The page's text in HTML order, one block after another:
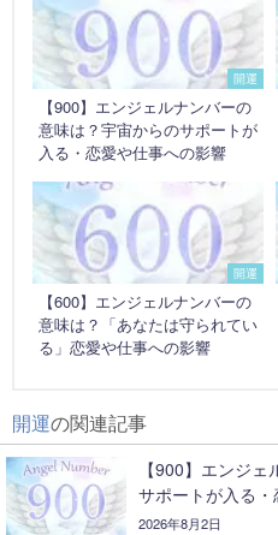
開運
【900】エンジェルナンバーの
意味は？宇宙からのサポートが
入る・恋愛や仕事への影響
開運
【600】エンジェルナンバーの
意味は？「あなたは守られてい
る」恋愛や仕事への影響
開運の関連記事
【900】エンジ
サポートが入る
2026年8月2日